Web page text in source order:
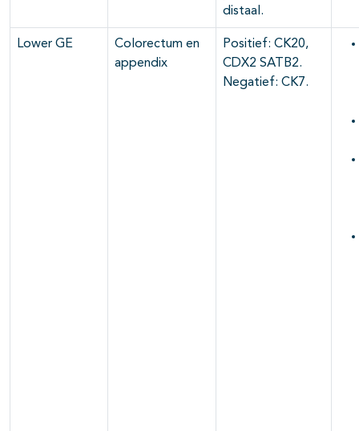
distaal.
Lower GE
Colorectum en
appendix
Positief: CK20,
CDX2 SATB2.
Negatief: CK7.